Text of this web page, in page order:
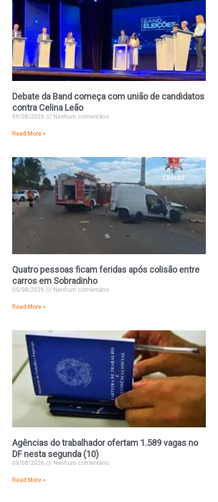
Debate da Band começa com união de candidatos
contra Celina Leão
09/08/2026 Nenhum comentário
Read More »
Quatro pessoas ficam feridas após colisão entre
carros em Sobradinho
09/08/2026 Nenhum comentário
Read More »
Agências do trabalhador ofertam 1.589 vagas no
DF nesta segunda (10)
09/08/2026 Nenhum comentário
Read More »